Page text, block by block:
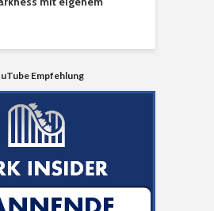
Empfehlung